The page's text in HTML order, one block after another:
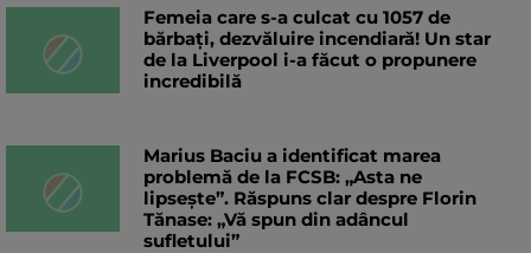
Femeia care s-a culcat cu 1057 de
bărbați, dezvăluire incendiară! Un star
de la Liverpool i-a făcut o propunere
incredibilă
Marius Baciu a identificat marea
problemă de la FCSB: „Asta ne
lipsește”. Răspuns clar despre Florin
Tănase: „Vă spun din adâncul
sufletului”